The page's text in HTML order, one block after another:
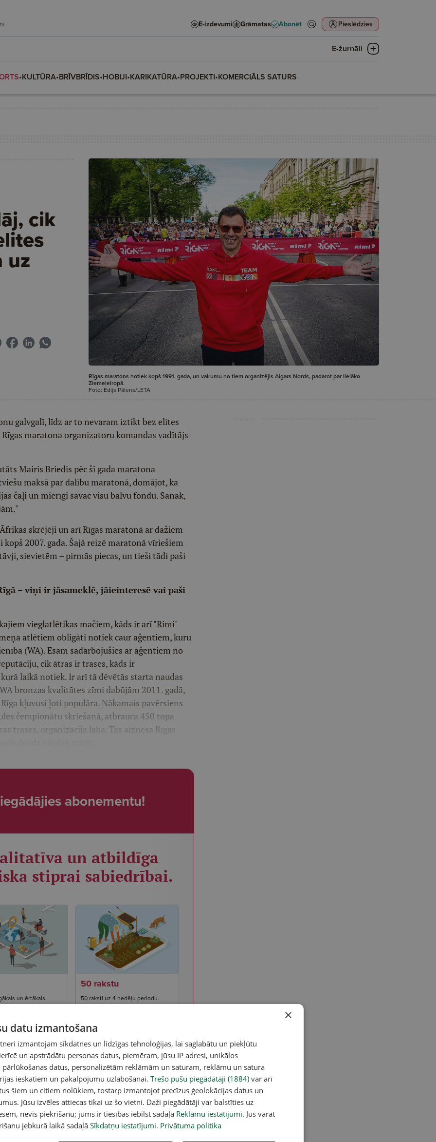
E-izdevumi Grāmatas Abonēt Pieslēdzies
E-žurnāli
•KULTŪRA•BRĪVBRĪDIS•HOBIJI•KARIKATŪRA•PROJEKTI•KOMERCIĀLS SATURS
cik
uz
Rīgas maratons notiek kopš 1991. gada, un vairumu no tiem organizējis Aigars Nords, padarot par lielāko
Ziemeļeiropā.
Foto: Edijs Pālens/LETA
galvgalī, līdz ar to nevaram iztikt bez elites
maratona organizatoru komandas vadītājs
Mairis Briedis pēc šī gada maratona
maksā par dalību maratonā, domājot, ka
čaļi un mierīgi savāc visu balvu fondu. Sanāk,
skrējēji un arī Rīgas maratonā ar dažiem
2007. gada. Šajā reizē maratonā vīriešiem
sievietēm – pirmās piecas, un tieši tādi paši
– viņi ir jāsameklē, jāieinteresē vai paši
vieglatlētikas mačiem, kāds ir arī "Rimi"
atlētiem obligāti notiek caur aģentiem, kuru
(WA). Esam sadarbojušies ar aģentiem no
cik ātras ir trases, kāds ir
laikā notiek. Ir arī tā dēvētās starta naudas
bronzas kvalitātes zīmi dabūjām 2011. gadā,
kļuvusi ļoti populāra. Nākamais pavērsiens
čempionātu skriešanā, atbrauca 450 topa
trases, organizācija laba. Tas aiznesa Rīgas
abonementu!
un atbildīga
stiprai sabiedrībai.
un ērtākais
ar vienu
sev ērtā veidā, un lieto
52 nedēļas.
/ uz 52
. Tikai 0,58
Abonē
50 rakstu
50 raksti uz 4 nedēļu periodu.
jāizmanto 4 nedēļu periodā.
2.50 €/ 50 raksti 4
nedēļās
Abonē
×
datu izmantošana
izmantojam sīkdatnes un līdzīgas tehnoloģijas, lai saglabātu un piekļūtu
un apstrādātu personas datus, piemēram, jūsu IP adresi, unikālos
datus, personalizētām reklāmām un saturam, reklāmu un satura
ieskatiem un pakalpojumu uzlabošanai. Trešo pušu piegādātāji (1884) var arī
šiem un citiem nolūkiem, tostarp izmantojot precīzus ģeolokācijas datus un
Jūsu izvēles attiecas tikai uz šo vietni. Daži piegādātāji var balstīties uz
nevis piekrišanu; jums ir tiesības iebilst sadaļā Reklāmu iestatījumi. Jūs varat
jebkurā laikā sadaļāSīkdatņu iestatījumi. Privātuma politika